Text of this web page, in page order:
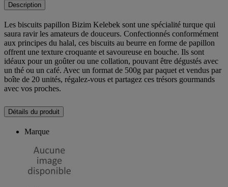
Description
Les biscuits papillon Bizim Kelebek sont une spécialité turque qui
saura ravir les amateurs de douceurs. Confectionnés conformément
aux principes du halal, ces biscuits au beurre en forme de papillon
offrent une texture croquante et savoureuse en bouche. Ils sont
idéaux pour un goûter ou une collation, pouvant être dégustés avec
un thé ou un café. Avec un format de 500g par paquet et vendus par
boîte de 20 unités, régalez-vous et partagez ces trésors gourmands
avec vos proches.
Détails du produit
Marque